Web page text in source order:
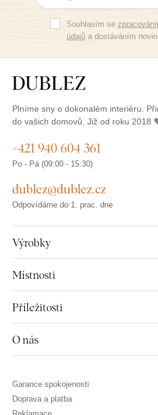
Souhlasím se
údajůa dostáváním
Plníme sny o dokonalém interiéru.
do vašich domovů. Již od roku 2018
Výrobky
Místnosti
Příležitosti
O nás
+421 940 604 361
Po - Pá (09:00 - 15:30)
dublez@dublez.cz
Odpovídáme do 1. prac. dne
Garance spokojenosti
Doprava a platba